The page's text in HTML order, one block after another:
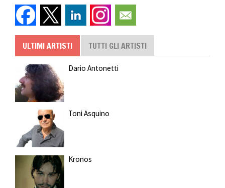
ULTIMI ARTISTI TUTTI GLI ARTISTI
Dario Antonetti
Toni Asquino
Kronos